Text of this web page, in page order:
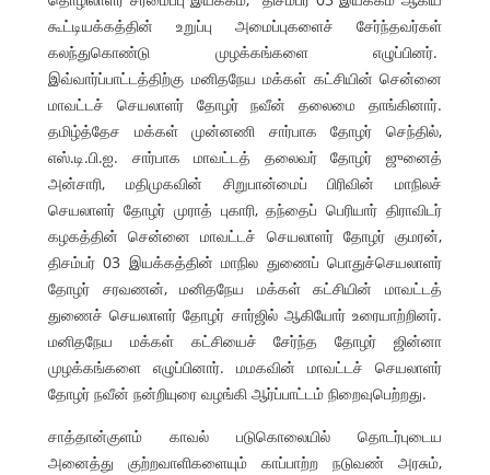
கூட்டியக்கத்தின் உறுப்பு அமைப்புகளைச் சேர்ந்தவர்கள்
கலந்துகொண்டு முழக்கங்களை எழுப்பினர்.
இவ்வார்ப்பாட்டத்திற்கு மனிதநேய மக்கள் கட்சியின் சென்னை
மாவட்டச் செயலாளர் தோழர் நவீன் தலைமை தாங்கினார்.
தமிழ்த்தேச மக்கள் முன்னணி சார்பாக தோழர் செந்தில்,
எஸ்.டி.பி.ஐ. சார்பாக மாவட்டத் தலைவர் தோழர் ஜுனைத்
அன்சாரி, மதிமுகவின் சிறுபான்மைப் பிரிவின் மாநிலச்
செயலாளர் தோழர் முராத் புகாரி, தந்தைப் பெரியார் திராவிடர்
கழகத்தின் சென்னை மாவட்டச் செயலாளர் தோழர் குமரன்,
திசம்பர் 03 இயக்கத்தின் மாநில துணைப் பொதுச்செயலாளர்
தோழர் சரவணன், மனிதநேய மக்கள் கட்சியின் மாவட்டத்
துணைச் செயலாளர் தோழர் சார்ஜில் ஆகியோர் உரையாற்றினர்.
மனிதநேய மக்கள் கட்சியைச் சேர்ந்த தோழர் ஜின்னா
முழக்கங்களை எழுப்பினார். மமகவின் மாவட்டச் செயலாளர்
தோழர் நவீன் நன்றியுரை வழங்கி ஆர்ப்பாட்டம் நிறைவுபெற்றது.
சாத்தான்குளம் காவல் படுகொலையில் தொடர்புடைய
அனைத்து குற்றவாளிகளையும் காப்பாற்ற நடுவண் அரசும்,